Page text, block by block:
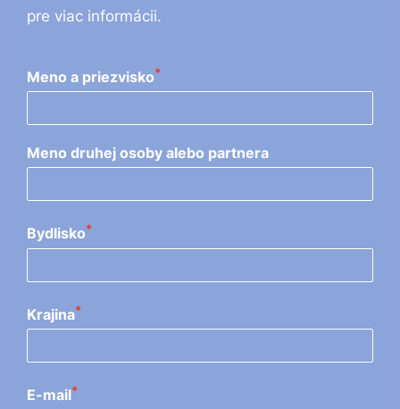
pre viac informácii.
Meno a priezvisko*
Meno druhej osoby alebo partnera
Bydlisko*
Krajina*
E-mail*